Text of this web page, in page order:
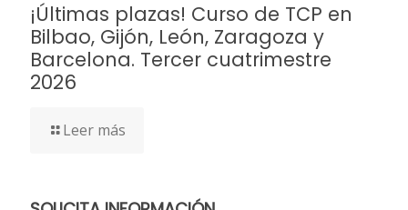
¡Últimas plazas! Curso de TCP en
Bilbao, Gijón, León, Zaragoza y
Barcelona. Tercer cuatrimestre
2026
Leer más